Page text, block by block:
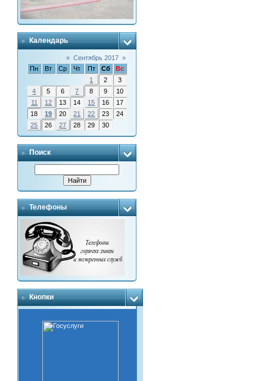
Календарь
« Сентябрь 2017 »
Пн
Вт Ср Чт Пт Сб
Вс
1
2
3
4
5 6 7 8 9
10
11
12 13 14 15 16
17
18
19 20 21 22 23
24
25
26 27 28 29 30
Поиск
Телефоны
Кнопки